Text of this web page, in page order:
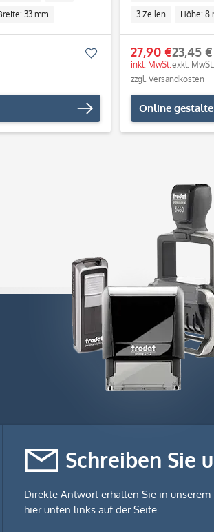
33 mm
Merken
3 Zeilen Höhe: 8
Individuell
27,90 €
inkl. MwSt.
23,45 €
exkl. MwSt.
zzgl. Versandkosten
Online
Schreiben Sie
Direkte Antwort erhalten Sie in unserem
hier unten links auf der Seite.